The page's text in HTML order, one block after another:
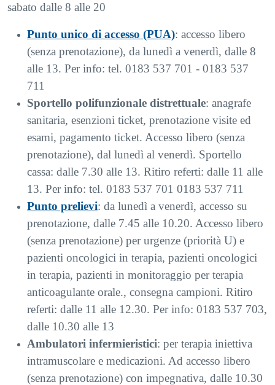
sabato dalle 8 alle 20
Punto unico di accesso (PUA): accesso libero
(senza prenotazione), da lunedì a venerdì, dalle 8
alle 13. Per info: tel. 0183 537 701 - 0183 537
711
Sportello polifunzionale distrettuale: anagrafe
sanitaria, esenzioni ticket, prenotazione visite ed
esami, pagamento ticket. Accesso libero (senza
prenotazione), dal lunedì al venerdì. Sportello
cassa: dalle 7.30 alle 13. Ritiro referti: dalle 11 alle
13. Per info: tel. 0183 537 701 0183 537 711
Punto prelievi: da lunedì a venerdì, accesso su
prenotazione, dalle 7.45 alle 10.20. Accesso libero
(senza prenotazione) per urgenze (priorità U) e
pazienti oncologici in terapia, pazienti oncologici
in terapia, pazienti in monitoraggio per terapia
anticoagulante orale., consegna campioni. Ritiro
referti: dalle 11 alle 12.30. Per info: 0183 537 703,
dalle 10.30 alle 13
Ambulatori infermieristici: per terapia iniettiva
intramuscolare e medicazioni. Ad accesso libero
(senza prenotazione) con impegnativa, dalle 10.30